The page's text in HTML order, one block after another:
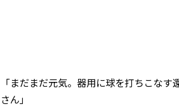
「まだまだ元気。器用に球を打ちこなす
さん」